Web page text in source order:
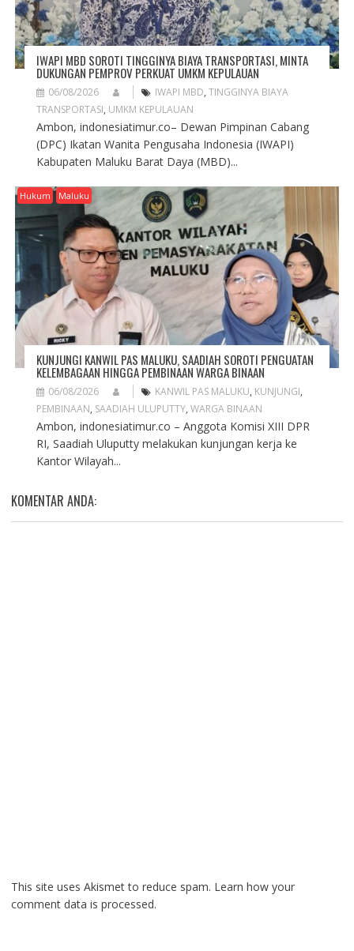
IWAPI MBD SOROTI TINGGINYA BIAYA TRANSPORTASI, MINTA
DUKUNGAN PEMPROV PERKUAT UMKM KEPULAUAN
06/08/2026 IWAPI MBD, TINGGINYA BIAYA
TRANSPORTASI, UMKM KEPULAUAN
Ambon, indonesiatimur.co– Dewan Pimpinan Cabang
(DPC) Ikatan Wanita Pengusaha Indonesia (IWAPI)
Kabupaten Maluku Barat Daya (MBD)...
Hukum Maluku
KUNJUNGI KANWIL PAS MALUKU, SAADIAH SOROTI PENGUATAN
KELEMBAGAAN HINGGA PEMBINAAN WARGA BINAAN
06/08/2026 KANWIL PAS MALUKU, KUNJUNGI,
PEMBINAAN, SAADIAH ULUPUTTY, WARGA BINAAN
Ambon, indonesiatimur.co – Anggota Komisi XIII DPR
RI, Saadiah Uluputty melakukan kunjungan kerja ke
Kantor Wilayah...
KOMENTAR ANDA:
This site uses Akismet to reduce spam. Learn how your
comment data is processed.